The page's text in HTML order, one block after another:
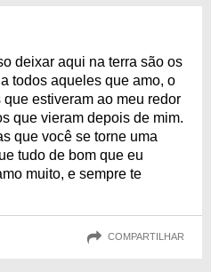
deixar aqui na terra são os
todos aqueles que amo, o
estiveram ao meu redor
que vieram depois de mim.
que você se torne uma
tudo de bom que eu
muito, e sempre te
COMPARTILHAR